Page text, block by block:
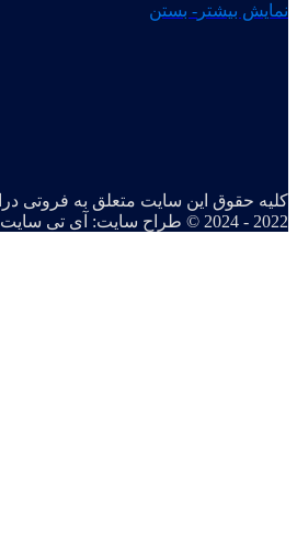
نمایش بیشتر - بستن
© 2024 - 2022 طراح سایت: آی تی سایت